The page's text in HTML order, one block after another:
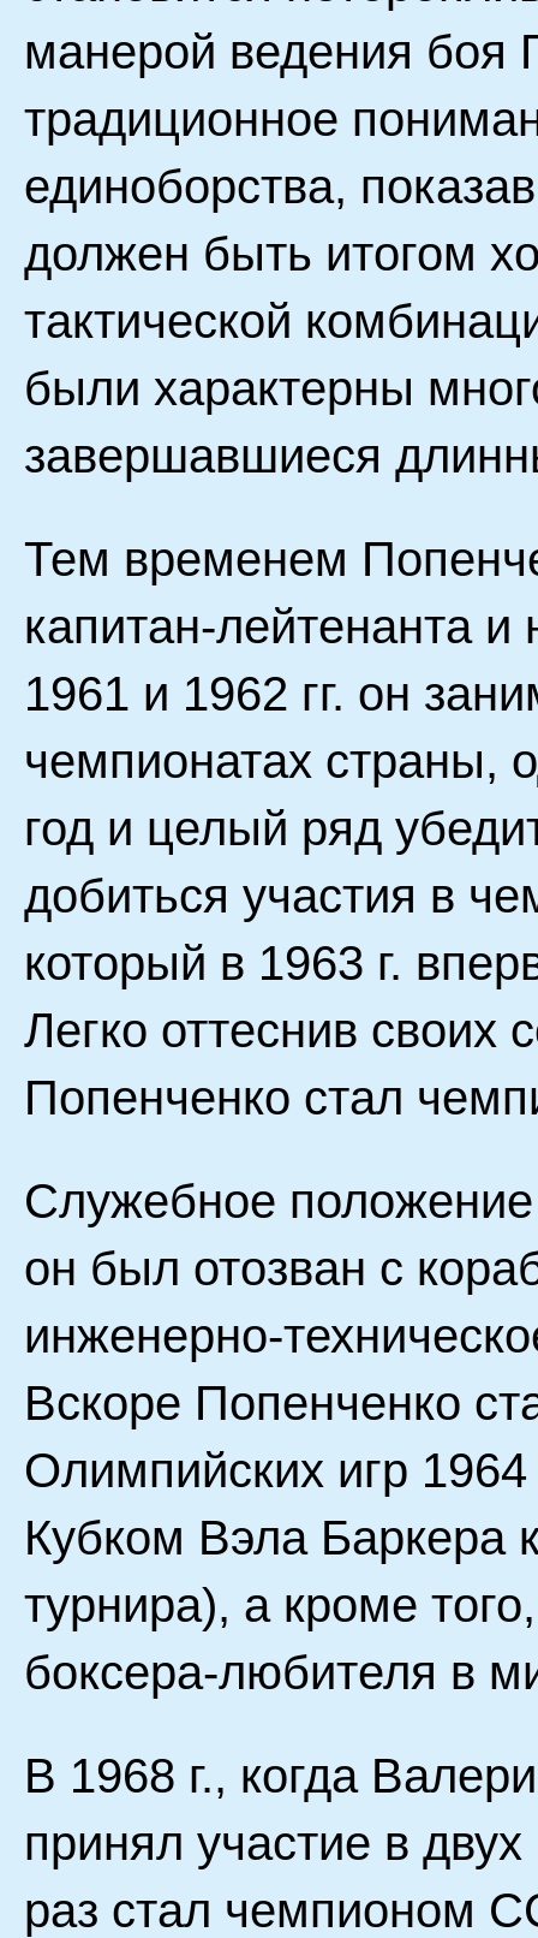
манерой ведения боя
традиционное
единоборства,
должен быть итогом
тактической
были характерны
завершавшиеся
Тем временем
капитан-лейтенанта
1961 и 1962 гг. он
чемпионатах страны,
год и целый ряд
добиться участия в
который в 1963 г.
Легко оттеснив своих
Попенченко стал
Служебное
он был отозван с
инженерно-
Вскоре Попенченко
Олимпийских игр 1964
Кубком Вэла Баркера
турнира), а кроме
боксера-любителя в
В 1968 г., когда
принял участие в
раз стал чемпионом